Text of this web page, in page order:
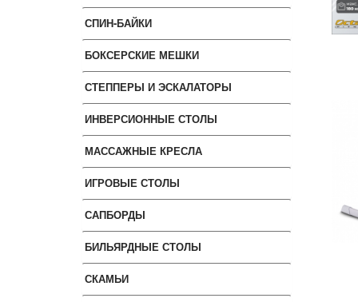
СПИН-БАЙКИ
БОКСЕРСКИЕ МЕШКИ
СТЕППЕРЫ И ЭСКАЛАТОРЫ
ИНВЕРСИОННЫЕ СТОЛЫ
МАССАЖНЫЕ КРЕСЛА
ИГРОВЫЕ СТОЛЫ
САПБОРДЫ
БИЛЬЯРДНЫЕ СТОЛЫ
СКАМЬИ